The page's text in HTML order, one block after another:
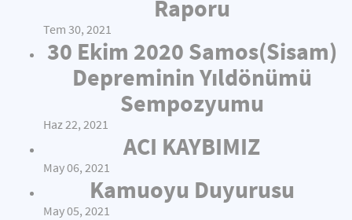
Raporu
Tem 30, 2021
30 Ekim 2020 Samos(Sisam)
Depreminin Yıldönümü
Sempozyumu
Haz 22, 2021
ACI KAYBIMIZ
May 06, 2021
Kamuoyu Duyurusu
May 05, 2021